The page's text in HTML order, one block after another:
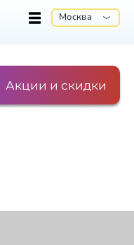
Москва
Акции и скидки